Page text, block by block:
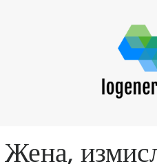
Жена,